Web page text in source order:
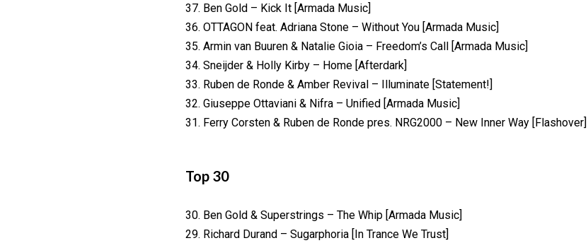
37. Ben Gold – Kick It [Armada Music]
36. OTTAGON feat. Adriana Stone – Without You [Armada Music]
35. Armin van Buuren & Natalie Gioia – Freedom’s Call [Armada Music]
34. Sneijder & Holly Kirby – Home [Afterdark]
33. Ruben de Ronde & Amber Revival – Illuminate [Statement!]
32. Giuseppe Ottaviani & Nifra – Unified [Armada Music]
31. Ferry Corsten & Ruben de Ronde pres. NRG2000 – New Inner Way [Flashover]
Top 30
30. Ben Gold & Superstrings – The Whip [Armada Music]
29. Richard Durand – Sugarphoria [In Trance We Trust]